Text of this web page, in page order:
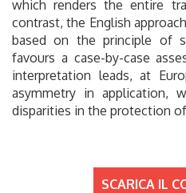
which renders the entire
contrast, the English
based on the principle of
favours a case-by-case
interpretation leads, at
asymmetry in application,
disparities in the protection
SCARICA IL